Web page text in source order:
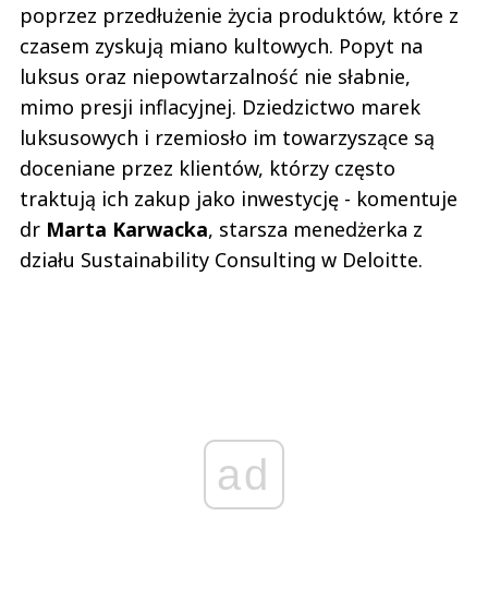
poprzez przedłużenie życia produktów, które z
czasem zyskują miano kultowych. Popyt na
luksus oraz niepowtarzalność nie słabnie,
mimo presji inflacyjnej. Dziedzictwo marek
luksusowych i rzemiosło im towarzyszące są
doceniane przez klientów, którzy często
traktują ich zakup jako inwestycję - komentuje
dr Marta Karwacka, starsza menedżerka z
działu Sustainability Consulting w Deloitte.
ad